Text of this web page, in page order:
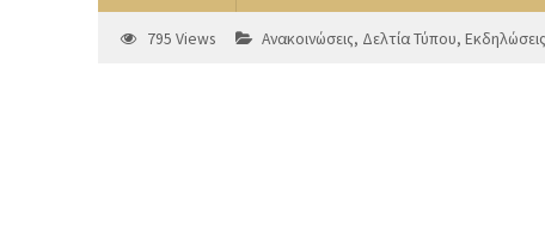
795 Views Ανακοινώσεις, Δελτία Τύπου, Εκδηλώσεις